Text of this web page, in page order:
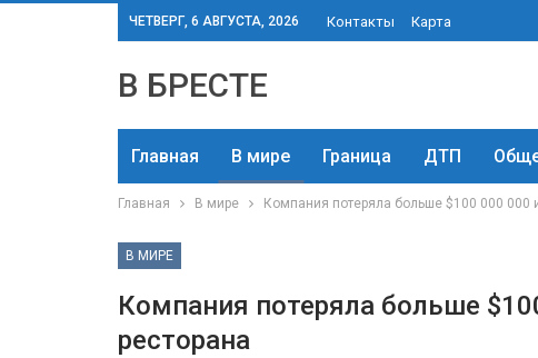
ЧЕТВЕРГ, 6 АВГУСТА, 2026 Контакты Карта
В БРЕСТЕ
Главная В мире Граница ДТП
Главная В мире Компания потеряла больше $100 000 000
В МИРЕ
Компания потеряла больше
ресторана